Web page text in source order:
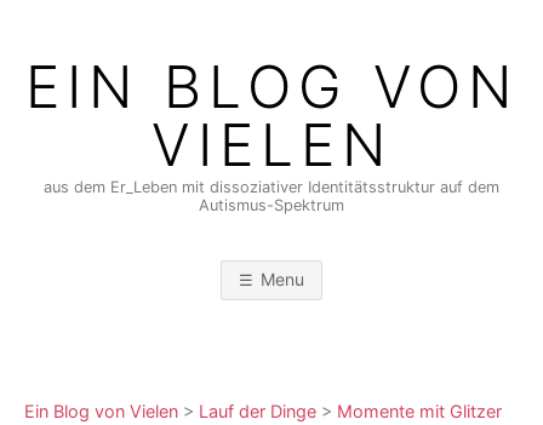
contentEIN BLOG VON
VIELEN
aus dem Er_Leben mit dissoziativer Identitätsstruktur auf dem
Autismus-Spektrum
Menu
Ein Blog von Vielen > Lauf der Dinge > Momente mit Glitzer